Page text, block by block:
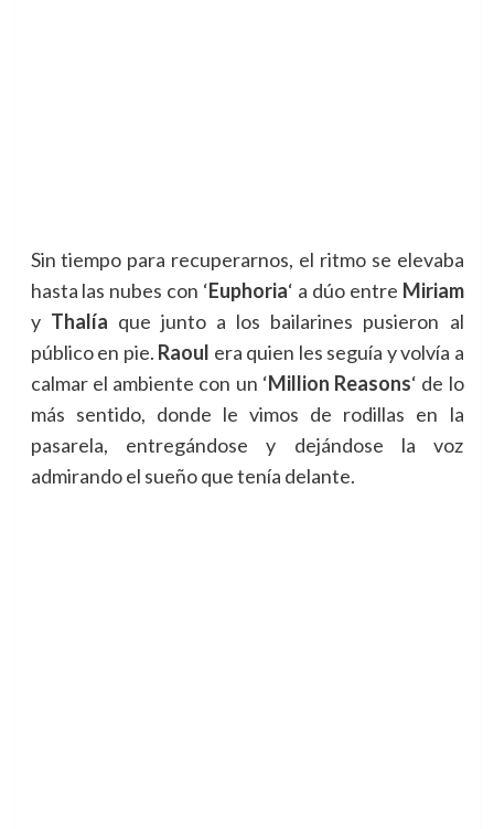
Sin tiempo para recuperarnos, el ritmo se elevaba
hasta las nubes con ‘Euphoria‘ a dúo entre Miriam
y Thalía que junto a los bailarines pusieron al
público en pie. Raoul era quien les seguía y volvía a
calmar el ambiente con un ‘Million Reasons‘ de lo
más sentido, donde le vimos de rodillas en la
pasarela, entregándose y dejándose la voz
admirando el sueño que tenía delante.